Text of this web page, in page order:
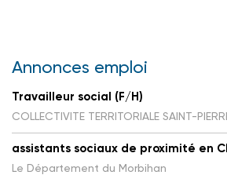
Annonces emploi
Travailleur social (F/H)
COLLECTIVITE TERRITORIALE SAINT-
assistants sociaux de proximité en
Le Département du Morbihan